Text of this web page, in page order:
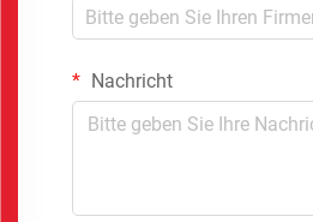
Nachricht